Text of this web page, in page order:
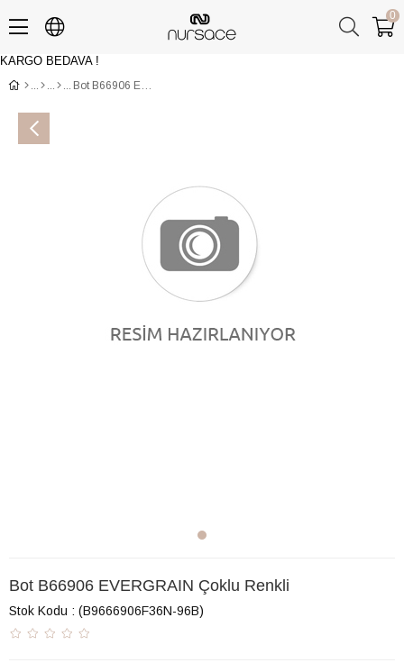
KARGO BEDAVA !
0
Bot B66906 EVERGRAIN Çoklu Renkli
Bot B66906 EVERGRAIN Çoklu Renkli
Stok Kodu (B9666906F36N-96B)